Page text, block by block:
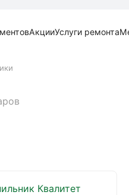
АкцииУслуги ремонта